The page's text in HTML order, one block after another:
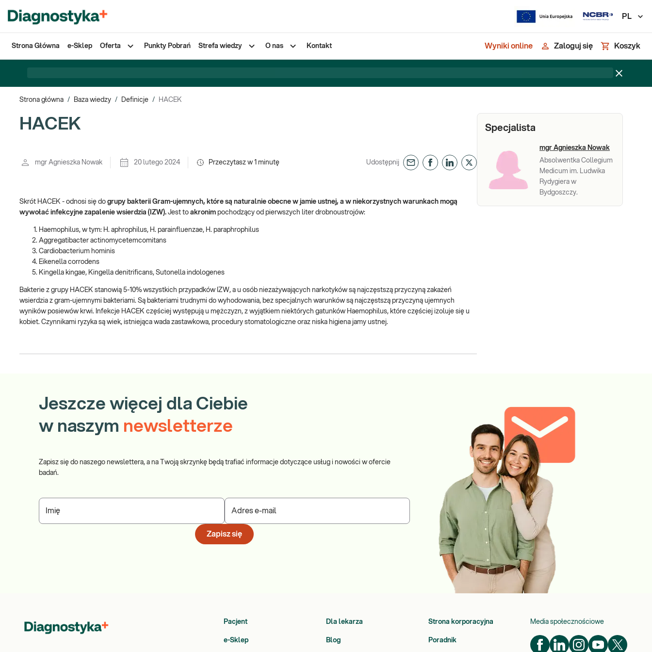
PL
Strona Główna e-Sklep Oferta Punkty Pobrań Strefa wiedzy O nas Kontakt Wyniki online Zaloguj się Koszyk
Strona główna / Baza wiedzy / Definicje / HACEK
HACEK
mgr Agnieszka Nowak 20 lutego 2024 Przeczytasz w 1 minutę Udostępnij
Skrót HACEK - odnosi się do grupy bakterii Gram-ujemnych, które są naturalnie obecne w jamie ustnej, a w niekorzystnych warunkach mogą
wywołać infekcyjne zapalenie wsierdzia (IZW). Jest to akronim pochodzący od pierwszych liter drobnoustrojów:
Haemophilus, w tym: H. aphrophilus, H. parainfluenzae, H. paraphrophilus
Aggregatibacter actinomycetemcomitans
Cardiobacterium hominis
Eikenella corrodens
Kingella kingae, Kingella denitrificans, Sutonella indologenes
Bakterie z grupy HACEK stanowią 5-10% wszystkich przypadków IZW, a u osób niezażywających narkotyków są najczęstszą przyczyną zakażeń
wsierdzia z gram-ujemnymi bakteriami. Są bakteriami trudnymi do wyhodowania, bez specjalnych warunków są najczęstszą przyczyną ujemnych
wyników posiewów krwi. Infekcje HACEK częściej występują u mężczyzn, z wyjątkiem niektórych gatunków Haemophilus, które częściej izoluje się u
kobiet. Czynnikami ryzyka są wiek, istniejąca wada zastawkowa, procedury stomatologiczne oraz niska higiena jamy ustnej.
Specjalista
mgr Agnieszka Nowak
Absolwentka Collegium
Medicum im. Ludwika
Rydygiera w
Bydgoszczy.
Jeszcze więcej dla Ciebie
w naszym newsletterze
Zapisz się do naszego newslettera, a na Twoją skrzynkę będą trafiać informacje dotyczące usług i nowości w ofercie
badań.
Imię Adres e-mail
Zapisz się
Pacjent Dla lekarza Strona korporacyjna
e-Sklep Blog Poradnik
Media społecznościowe